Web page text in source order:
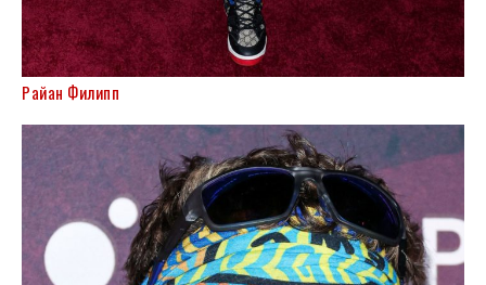
Райан Филипп